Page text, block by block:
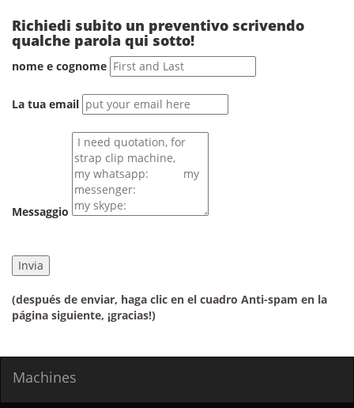
Richiedi subito un preventivo scrivendo
qualche parola qui sotto!
nome e cognome
La tua email
Messaggio
(después de enviar, haga clic en el cuadro Anti-spam en la
página siguiente, ¡gracias!)
Machines